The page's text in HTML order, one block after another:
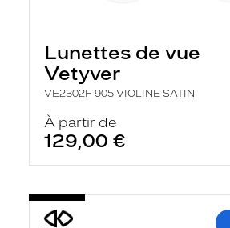
Lunettes de vue
Vetyver
VE2302F 905 VIOLINE SATIN
À partir de
129,00 €